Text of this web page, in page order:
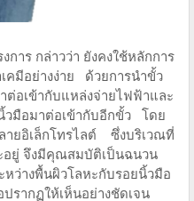
าร กล่าวว่า ยังคงใช้หลักการ
คมีอย่างง่าย ด้วยการนำขั้ว
ต่อเข้ากับแหล่งจ่ายไฟฟ้าและ
วมือมาต่อเข้ากับอีกขั้ว โดย
ายอิเล็กโทรไลต์ ซึ่งบริเวณที่
อยู่ จึงมีคุณสมบัติเป็นฉนวน
ว่างพื้นผิวโลหะกับรอยนิ้วมือ
รากฏให้เห็นอย่างชัดเจน